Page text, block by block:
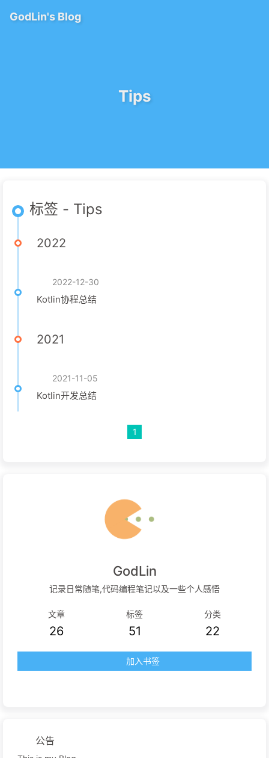
GodLin's Blog
Tips
标签 - Tips
2022
2022-12-30
Kotlin协程总结
2021
2021-11-05
Kotlin开发总结
1
GodLin
记录日常随笔,代码编程笔记以及一些个人感悟
文章
26
标签
51
分类
22
加入书签
公告